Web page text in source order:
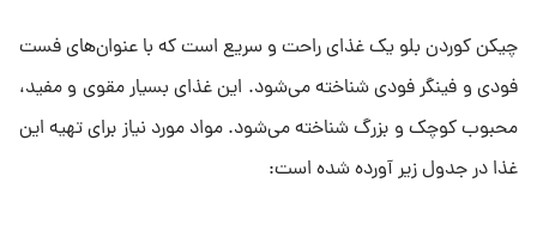
چیکن کوردن بلو یک غذای راحت و سریع است که با عنوان‌های فست
فودی و فینگر فودی شناخته می‌شود. این غذای بسیار مقوی و مفید،
محبوب کوچک و بزرگ شناخته می‌شود. مواد مورد نیاز برای تهیه این
غذا در جدول زیر آورده شده است: